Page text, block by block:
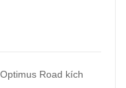
Road kích